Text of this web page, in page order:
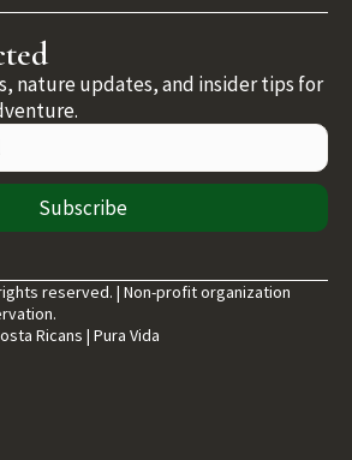
nature updates, and insider tips for
Subscribe
reserved. | Non-profit organization
Ricans | Pura Vida